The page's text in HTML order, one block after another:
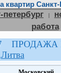
Санкт-
петербург |
работа